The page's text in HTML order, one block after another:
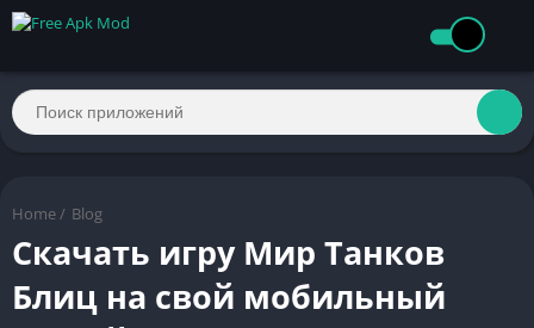
Home / Blog
Скачать игру Мир Танков
Блиц на свой мобильный